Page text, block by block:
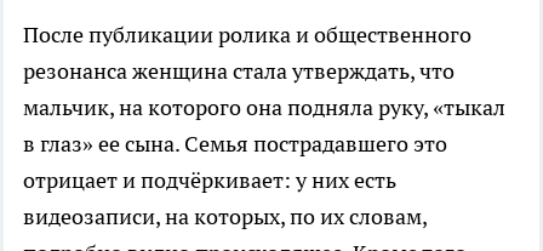
После публикации ролика и общественного
резонанса женщина стала утверждать, что
мальчик, на которого она подняла руку, «тыкал
в глаз» ее сына. Семья пострадавшего это
отрицает и подчёркивает: у них есть
видеозаписи, на которых, по их словам,